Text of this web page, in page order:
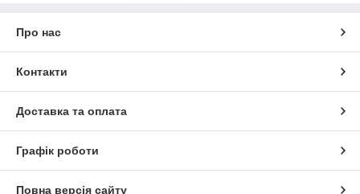
Про нас
Контакти
Доставка та оплата
Графік роботи
Повна версія сайту